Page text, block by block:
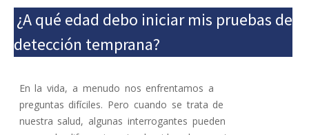
¿A qué edad debo iniciar mis pruebas de
detección temprana?
En la vida, a menudo nos enfrentamos a
preguntas difíciles. Pero cuando se trata de
nuestra salud, algunas interrogantes pueden